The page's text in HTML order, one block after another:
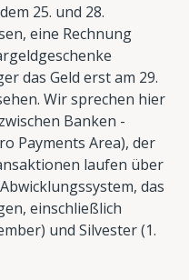
25. und 28.
eine Rechnung
das Geld erst am 29.
Wir sprechen hier
Banken -
Payments Area), der
laufen über
das
einschließlich
und Silvester (1.